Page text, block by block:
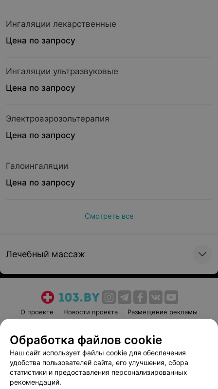
Ингаляции лекарственные
Цена по запросу
Ингаляции ультразвуковые
Цена по запросу
Электроаэрозольтерапия
Цена по запросу
Галоингаляции
Цена по запросу
Смотреть все
Лечебный массаж
О проекте Новости проекта
Размещение рекламы
Пользовательское соглашение
Способы оплаты
Вакансии
Партнеры
Написать руководителю 103.by
Обработка файлов cookie
Наш сайт использует файлы cookie для обеспечения
удобства пользователей сайта, его улучшения, сбора
статистики и предоставления персонализированных
рекомендаций.